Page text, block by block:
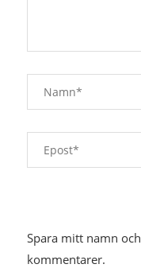
Spara mitt namn
kommentarer.